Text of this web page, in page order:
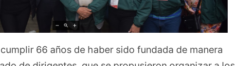
66 años de haber sido fundada de manera